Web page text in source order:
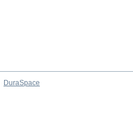
DuraSpace